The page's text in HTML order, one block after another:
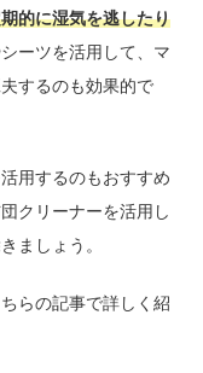
的に湿気を逃したり
ーツを活用して、マ
するのも効果的で
用するのもおすすめ
クリーナーを活用し
ましょう。
らの記事で詳しく紹